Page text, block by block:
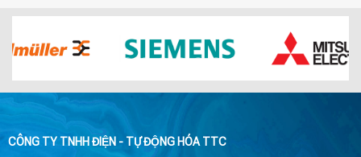
CÔNG TY TNHH ĐIỆN - TỰ ĐỘNG HÓA TTC